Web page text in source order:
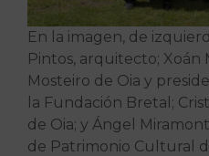
En la imagen, de
Pintos, arquitecto; Xoán
Mosteiro de Oia y
la Fundación Bretal;
de Oia; y Ángel
de Patrimonio Cultural